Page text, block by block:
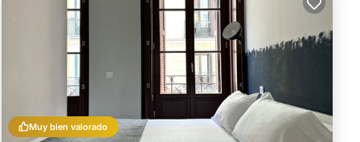
Muy bien valorado